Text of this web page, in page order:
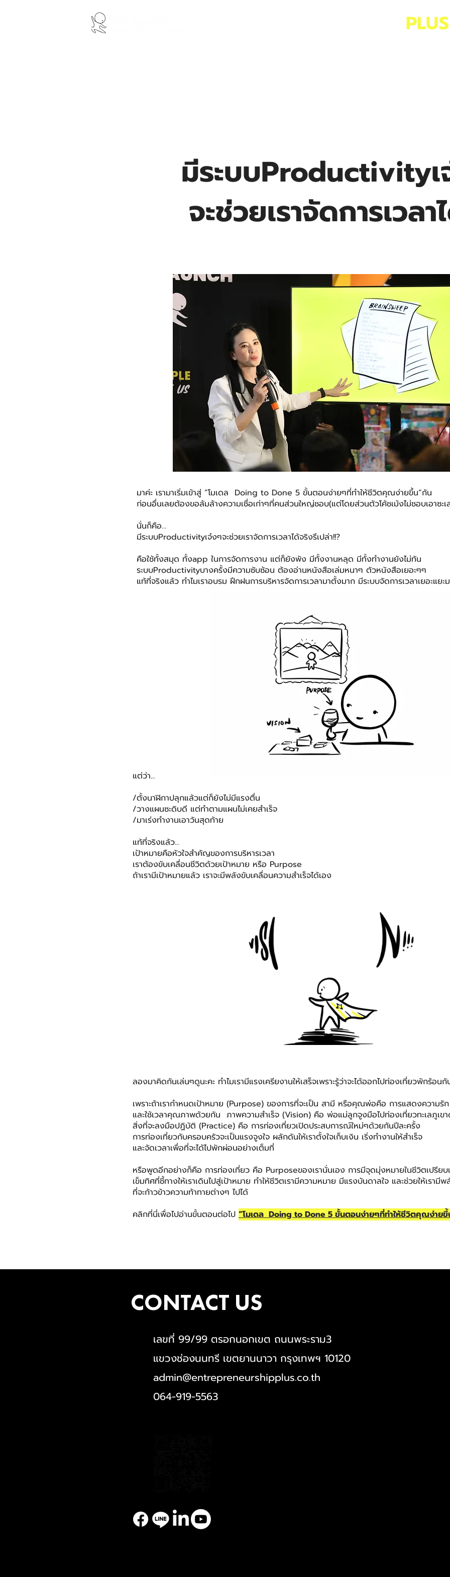
PLUS
มีระบบProductivity
จะช่วยเราจัดการเวลา
มาค่ะ เรามาเริ่มเข้าสู่ “โมเดล Doing to Done 5 ขั้นตอนง่ายๆที่ทำให้ชีวิตคุณง่ายขึ้น“กัน
ก่อนอื่นเลยต้องขอล้มล้างความเชื่อเก่าๆที่คนส่วนใหญ่ชอบ(แต่โดยส่วนตัวโค้ชเม้งไม่ชอบเอาซะเ
นั่นก็คือ…
มีระบบProductivityเจ๋งๆจะช่วยเราจัดการเวลาได้จริงรึเปล่า!!?
คือใช้ทั้งสมุด ทั้งapp ในการจัดการงาน แต่ก็ยังพัง มีทั้งงานหลุด มีทั้งทำงานยังไม่ทัน
ระบบProductivityบางครั้งมีความซับซ้อน ต้องอ่านหนังสือเล่มหนาๆ ตัวหนังสือเยอะๆๆ
แท้ที่จริงแล้ว ทำไมเราอบรม ฝึกฝนการบริหารจัดการเวลามาตั้งมาก มีระบบจัดการเวลาเยอะแยะ
แต่ว่า...
/ตั้งนาฬิกาปลุกแล้วแต่ก็ยังไม่มีแรงตื่น
/วางแผนซะดิบดี แต่ทำตามแผนไม่เคยสำเร็จ
/มาเร่งทำงานเอาวันสุดท้าย
แท้ที่จริงแล้ว...
เป้าหมายคือหัวใจสำคัญของการบริหารเวลา
เราต้องขับเคลื่อนชีวิตด้วยเป้าหมาย หรือ Purpose
ถ้าเรามีเป้าหมายแล้ว เราจะมีพลังขับเคลื่อนความสำเร็จได้เอง
ลองมาคิดกันเล่นๆดูนะคะ ทำไมเรามีแรงเครียงานให้เสร็จเพราะรู้ว่าจะได้ออกไปท่องเที่ยวพักร้อน
เพราะถ้าเรากำหนดเป้าหมาย (Purpose) ของการที่จะเป็น สามี หรือคุณพ่อคือ การแสดงความรัก
และใช้เวลาคุณภาพด้วยกัน ภาพความสำเร็จ (Vision) คือ พ่อแม่ลูกจูงมือไปท่องเที่ยวทะเลภูเข
สิ่งที่จะลงมือปฏิบัติ (Practice) คือ การท่องเที่ยวเปิดประสบการณ์ใหม่ๆด้วยกันปีละครั้ง
การท่องเที่ยวกับครอบครัวจะเป็นแรงจูงใจ ผลักดันให้เราตั้งใจเก็บเงิน เริ่งทำงานให้สำเร็จ
และจัดเวลาเพื่อที่จะได้ไปพักผ่อนอย่างเต็มที่
หรือพูดอีกอย่างก็คือ การท่องเที่ยว คือ Purposeของเรานั่นเอง การมีจุดมุ่งหมายในชีวิตเปรียบ
เข็มทิศที่ชี้ทางให้เราเดินไปสู่เป้าหมาย ทำให้ชีวิตเรามีความหมาย มีแรงบันดาลใจ และช่วยให้เรามีพ
ที่จะก้าวข้าวความท้าทายต่างๆ ไปได้
คลิกที่นี่เพื่อไปอ่านขั้นตอนต่อไป “โมเดล Doing to Done 5 ขั้นตอนง่ายๆที่ทำให้ชีวิตคุณง่ายขึ้
CONTACT US
เลขที่ 99/99 ตรอกนอกเขต ถนนพระราม3
แขวงช่องนนทรี เขตยานนาวา กรุงเทพฯ 10120
admin@entrepreneurshipplus.co.th
064-919-5563